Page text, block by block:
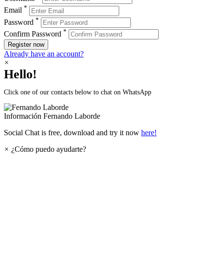
Email *
Password *
Confirm Password *
Register now
Already have an account?
×
Hello!
Click one of our contacts below to chat on WhatsApp
Información Fernando Laborde
Social Chat is free, download and try it now here!
× ¿Cómo puedo ayudarte?